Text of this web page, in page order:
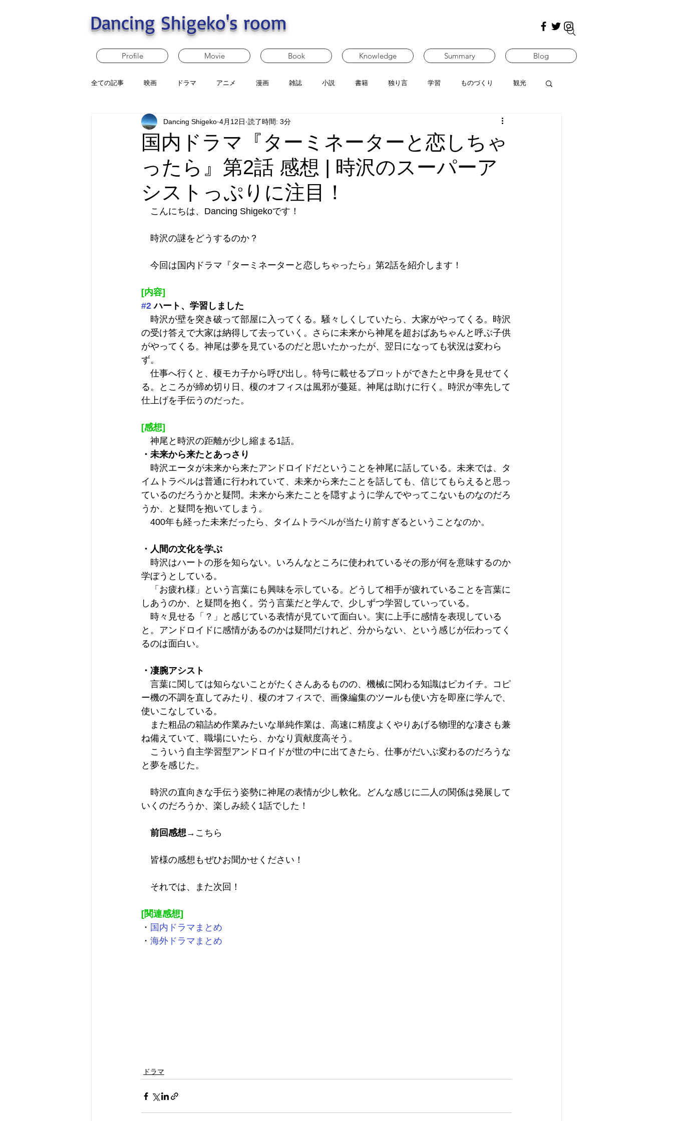
Dancing Shigeko's room
Profile Movie Book Knowledge Summary Blog
全ての記事 映画 ドラマ アニメ 漫画 雑誌 小説 書籍 独り言 学習 ものづくり 観光
国内ドラマ『ターミネーターと恋しちゃ
ったら』第2話 感想 | 時沢のスーパーア
シストっぷりに注目！
Dancing Shigeko 4月12日 読了時間: 3分
こんにちは、Dancing Shigekoです！
時沢の謎をどうするのか？
今回は国内ドラマ『ターミネーターと恋しちゃったら』第2話を紹介します！
[内容]
#2 ハート、学習しました
時沢が壁を突き破って部屋に入ってくる。騒々しくしていたら、大家がやってくる。時沢
の受け答えで大家は納得して去っていく。さらに未来から神尾を超おばあちゃんと呼ぶ子供
がやってくる。神尾は夢を見ているのだと思いたかったが、翌日になっても状況は変わら
ず。
仕事へ行くと、榎モカ子から呼び出し。特号に載せるプロットができたと中身を見せてく
る。ところが締め切り日、榎のオフィスは風邪が蔓延。神尾は助けに行く。時沢が率先して
仕上げを手伝うのだった。
[感想]
神尾と時沢の距離が少し縮まる1話。
・未来から来たとあっさり
時沢エータが未来から来たアンドロイドだということを神尾に話している。未来では、タ
イムトラベルは普通に行われていて、未来から来たことを話しても、信じてもらえると思っ
ているのだろうかと疑問。未来から来たことを隠すように学んでやってこないものなのだろ
うか、と疑問を抱いてしまう。
400年も経った未来だったら、タイムトラベルが当たり前すぎるということなのか。
・人間の文化を学ぶ
時沢はハートの形を知らない。いろんなところに使われているその形が何を意味するのか
学ぼうとしている。
「お疲れ様」という言葉にも興味を示している。どうして相手が疲れていることを言葉に
しあうのか、と疑問を抱く。労う言葉だと学んで、少しずつ学習していっている。
時々見せる「？」と感じている表情が見ていて面白い。実に上手に感情を表現している
と。アンドロイドに感情があるのかは疑問だけれど、分からない、という感じが伝わってく
るのは面白い。
・凄腕アシスト
言葉に関しては知らないことがたくさんあるものの、機械に関わる知識はピカイチ。コピ
ー機の不調を直してみたり、榎のオフィスで、画像編集のツールも使い方を即座に学んで、
使いこなしている。
また粗品の箱詰め作業みたいな単純作業は、高速に精度よくやりあげる物理的な凄さも兼
ね備えていて、職場にいたら、かなり貢献度高そう。
こういう自主学習型アンドロイドが世の中に出てきたら、仕事がだいぶ変わるのだろうな
と夢を感じた。
時沢の直向きな手伝う姿勢に神尾の表情が少し軟化。どんな感じに二人の関係は発展して
いくのだろうか、楽しみ続く1話でした！
前回感想→ こちら
皆様の感想もぜひお聞かせください！
それでは、また次回！
[関連感想]
・ 国内ドラマまとめ
・ 海外ドラマまとめ
ドラマ